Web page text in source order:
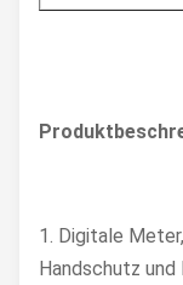
1. Digitale
Handschutz